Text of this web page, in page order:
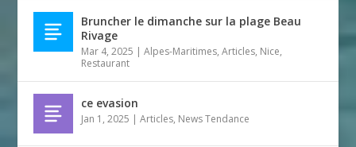
Bruncher le dimanche sur la plage Beau
Rivage
Mar 4, 2025 |Alpes-Maritimes,Articles, Nice,
Restaurant
ce evasion
Jan 1, 2025 |Articles, News Tendance